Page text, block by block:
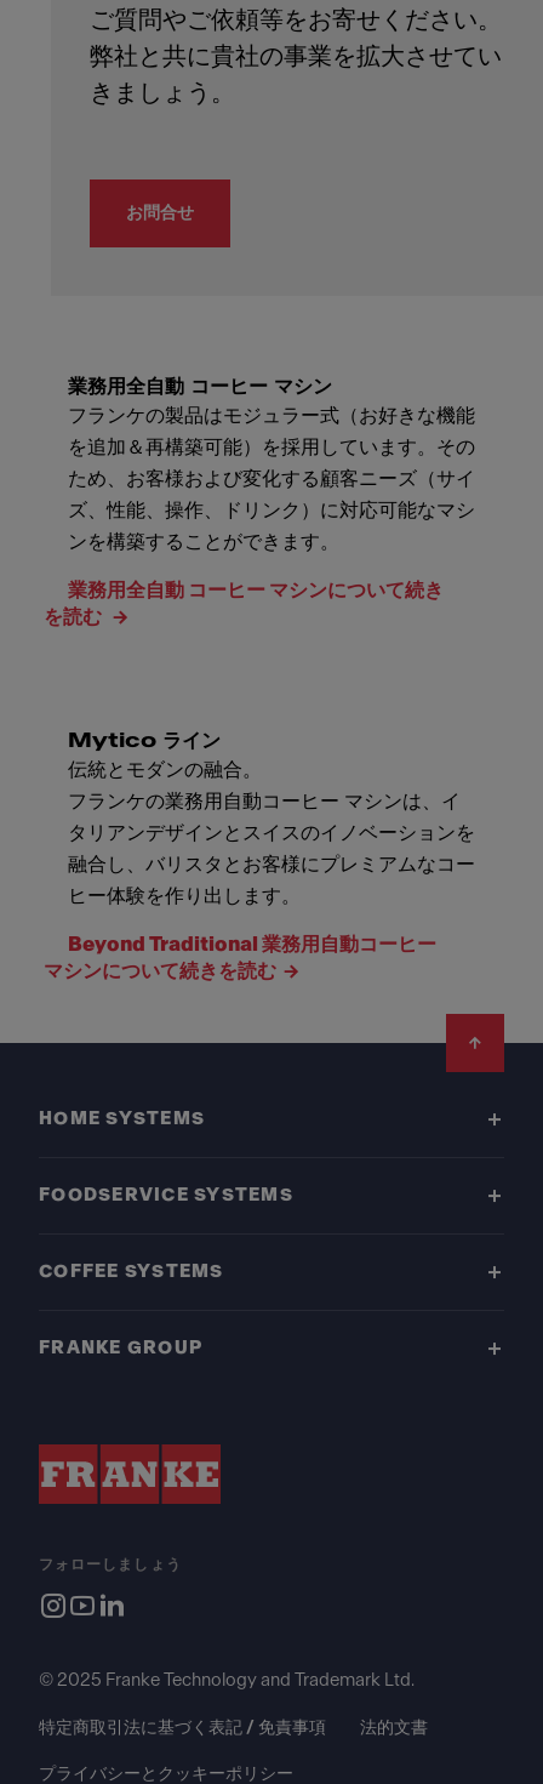
ご質問やご依頼等をお寄せください。
弊社と共に貴社の事業を拡大させてい
お問合せ
業務用全自動 コーヒー マシン
フランケの製品はモジュラー式（お好きな機能
を追加＆再構築可能）を採用しています。その
ため、お客様および変化する顧客ニーズ（サイ
ズ、性能、操作、ドリンク）に対応可能なマシ
ンを構築することができます。
業務用全自動 コーヒー マシンについて続き
を読む
Mytico ライン
伝統とモダンの融合。
フランケの業務用自動コーヒー マシンは、イ
タリアンデザインとスイスのイノベーションを
融合し、バリスタとお客様にプレミアムなコー
ヒー体験を作り出します。
Beyond Traditional 業務用自動コーヒー
マシンについて続きを読む
HOME SYSTEMS
FOODSERVICE SYSTEMS
COFFEE SYSTEMS
FRANKE GROUP
フォローしましょう
© 2025 Franke Technology and Trademark Ltd.
特定商取引法に基づく表記 / 免責事項 法的文書
プライバシーとクッキーポリシー